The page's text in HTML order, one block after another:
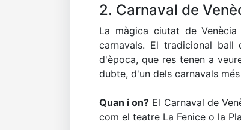
2. Carnaval de
La màgica ciutat de
carnavals. El tradicional
d'època, que res tenen a
dubte, d'un dels carnavals
Quan i on? El Carnaval de
com el teatre La Fenice o la